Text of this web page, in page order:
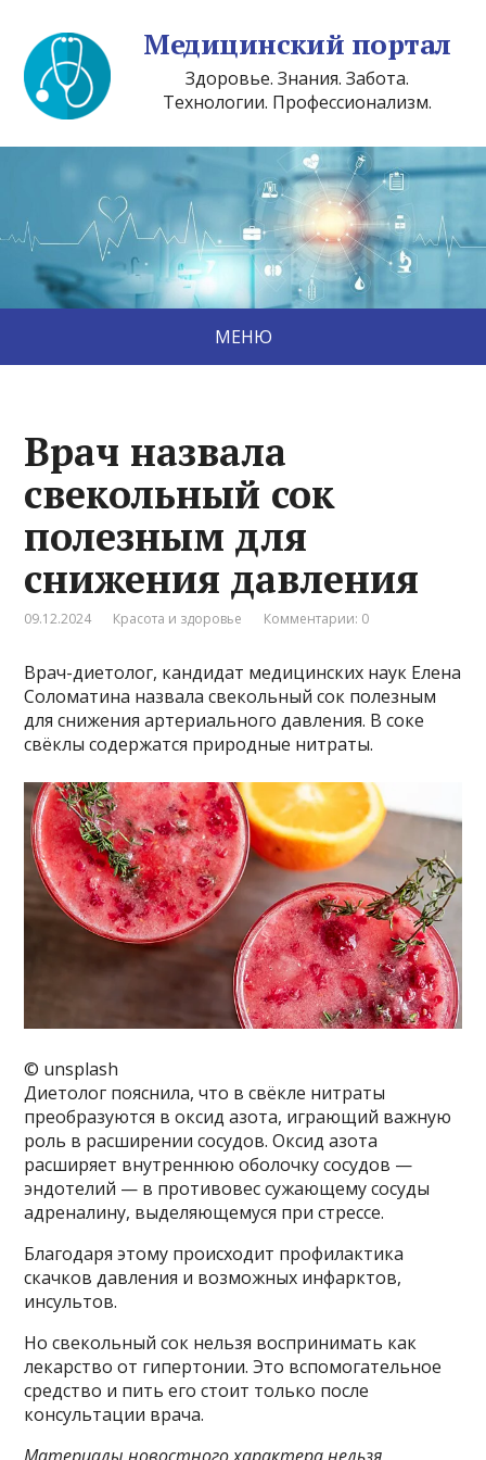
Медицинский портал
Здоровье. Знания. Забота.
Технологии. Профессионализм.
МЕНЮ
Врач назвала
свекольный сок
полезным для
снижения давления
09.12.2024 Красота и здоровье Комментарии: 0
Врач-диетолог, кандидат медицинских наук Елена
Соломатина назвала свекольный сок полезным
для снижения артериального давления. В соке
свёклы содержатся природные нитраты.
© unsplash
Диетолог пояснила, что в свёкле нитраты
преобразуются в оксид азота, играющий важную
роль в расширении сосудов. Оксид азота
расширяет внутреннюю оболочку сосудов —
эндотелий — в противовес сужающему сосуды
адреналину, выделяющемуся при стрессе.
Благодаря этому происходит профилактика
скачков давления и возможных инфарктов,
инсультов.
Но свекольный сок нельзя воспринимать как
лекарство от гипертонии. Это вспомогательное
средство и пить его стоит только после
консультации врача.